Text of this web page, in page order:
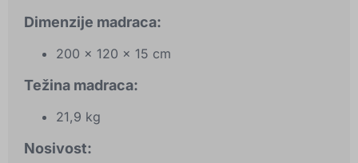
Dimenzije madraca:
200 x 120 x 15 cm
Težina madraca:
21,9 kg
Nosivost: